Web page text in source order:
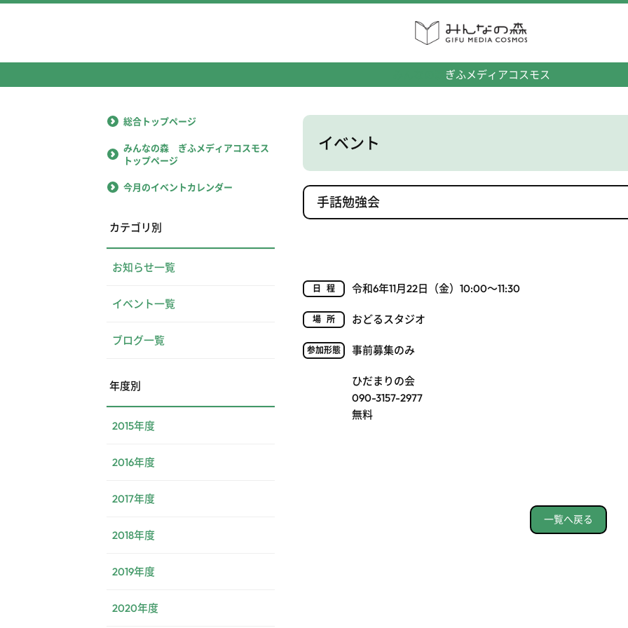
ぎふメディアコスモス
イベント
手話勉強会
日程 令和6年11月22日（金）10:00～11:30
場所 おどるスタジオ
参加形態 事前募集のみ
ひだまりの会
090-3157-2977
無料
一覧へ戻る
総合トップページ
みんなの森 ぎふメディアコスモス
トップページ
今月のイベントカレンダー
カテゴリ別
お知らせ一覧
イベント一覧
ブログ一覧
年度別
2015年度
2016年度
2017年度
2018年度
2019年度
2020年度